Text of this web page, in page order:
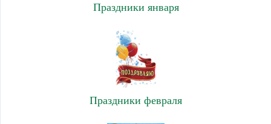
Праздники января
Праздники февраля